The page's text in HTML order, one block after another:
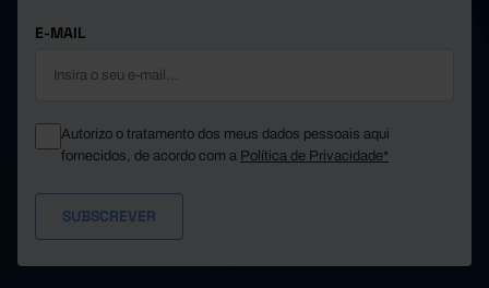
E-MAIL
Autorizo o tratamento dos meus dados pessoais aqui
fornecidos, de acordo com a Política de Privacidade*